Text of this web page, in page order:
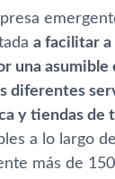
a facilitar a
una asumible
diferentes
y tiendas de
a lo largo
más de